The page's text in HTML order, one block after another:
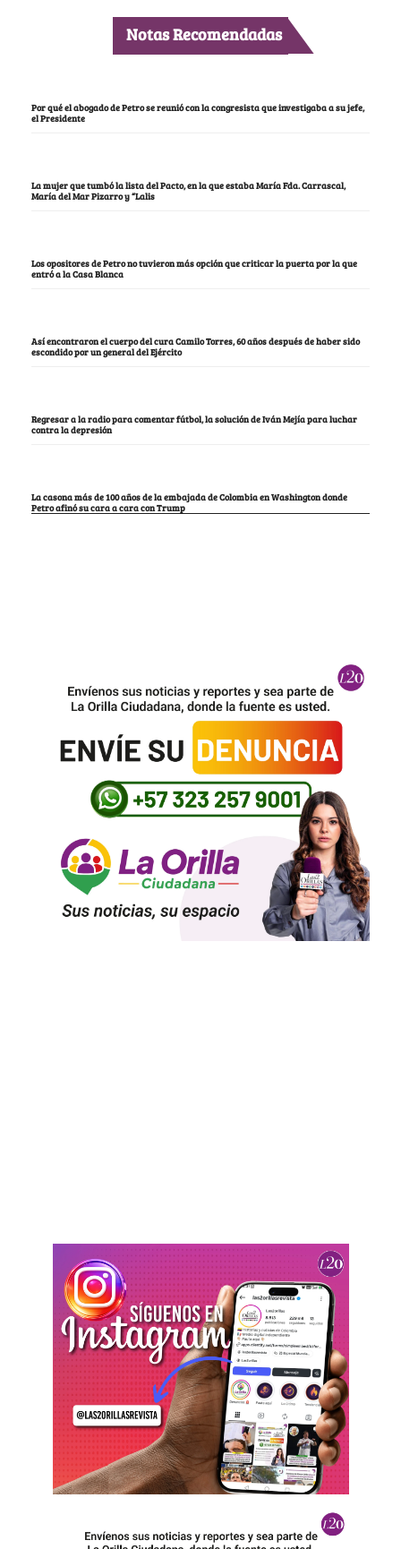
Notas Recomendadas
Por qué el abogado de Petro se reunió con la congresista que investigaba a su jefe,
el Presidente
La mujer que tumbó la lista del Pacto, en la que estaba María Fda. Carrascal,
María del Mar Pizarro y “Lalis
Los opositores de Petro no tuvieron más opción que criticar la puerta por la que
entró a la Casa Blanca
Así encontraron el cuerpo del cura Camilo Torres, 60 años después de haber sido
escondido por un general del Ejército
Regresar a la radio para comentar fútbol, la solución de Iván Mejía para luchar
contra la depresión
La casona más de 100 años de la embajada de Colombia en Washington donde
Petro afinó su cara a cara con Trump